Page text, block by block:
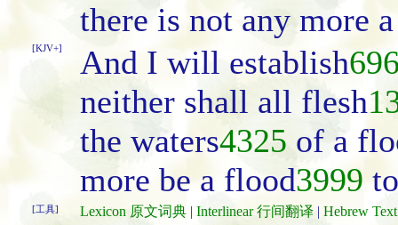
there is not any more
[KJV+] And I will establish
neither shall all flesh
the waters4325 of a
more be a flood3999
[工具] Lexicon 原文词典 | Interlinear 行间翻译 | Hebrew